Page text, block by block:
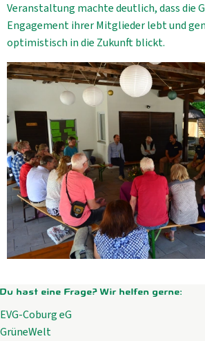
Veranstaltung machte deutlich, dass die
Engagement ihrer Mitglieder lebt und
optimistisch in die Zukunft blickt.
Du hast eine Frage? Wir helfen gerne:
EVG-Coburg eG
GrüneWelt